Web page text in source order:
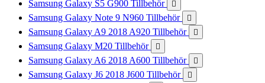
Samsung Galaxy S5 G900 Tillbehör 
Samsung Galaxy Note 9 N960 Tillbehör 
Samsung Galaxy A9 2018 A920 Tillbehör 
Samsung Galaxy M20 Tillbehör 
Samsung Galaxy A6 2018 A600 Tillbehör 
Samsung Galaxy J6 2018 J600 Tillbehör 